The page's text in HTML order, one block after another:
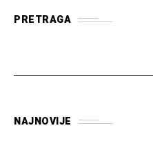
PRETRAGA
NAJNOVIJE